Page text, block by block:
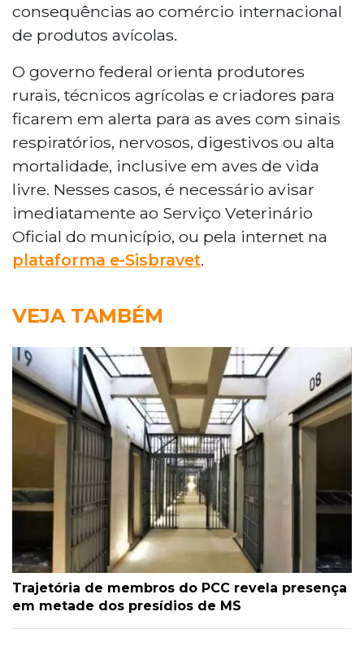
consequências ao comércio internacional
de produtos avícolas.
O governo federal orienta produtores
rurais, técnicos agrícolas e criadores para
ficarem em alerta para as aves com sinais
respiratórios, nervosos, digestivos ou alta
mortalidade, inclusive em aves de vida
livre. Nesses casos, é necessário avisar
imediatamente ao Serviço Veterinário
Oficial do município, ou pela internet na
plataforma e-Sisbravet.
VEJA TAMBÉM
Trajetória de membros do PCC revela presença
em metade dos presídios de MS